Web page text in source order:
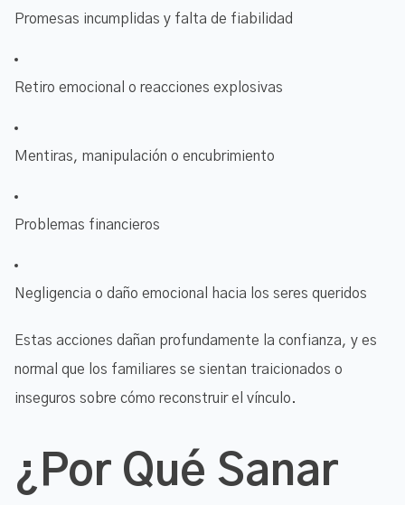
Promesas incumplidas y falta de fiabilidad
Retiro emocional o reacciones explosivas
Mentiras, manipulación o encubrimiento
Problemas financieros
Negligencia o daño emocional hacia los seres queridos
Estas acciones dañan profundamente la confianza, y es
normal que los familiares se sientan traicionados o
inseguros sobre cómo reconstruir el vínculo.
¿Por Qué Sanar